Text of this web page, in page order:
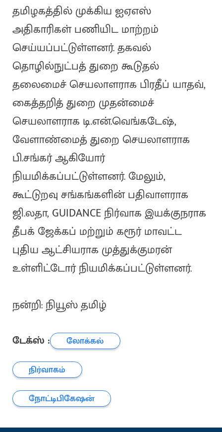
தமிழகத்தில் முக்கிய ஐஏஎஸ்
அதிகாரிகள் பணியிட மாற்றம்
செய்யப்பட்டுள்ளனர். தகவல்
தொழில்நுட்பத் துறை கூடுதல்
தலைமைச் செயலாளராக பிரதீப் யாதவ்,
கைத்தறித் துறை முதன்மைச்
செயலாளராக டி.என்.வெங்கடேஷ்,
வேளாண்மைத் துறை செயலாளராக
பி.சங்கர் ஆகியோர்
நியமிக்கப்பட்டுள்ளனர். மேலும்,
கூட்டுறவு சங்கங்களின் பதிவாளராக
ஜி.லதா, GUIDANCE நிர்வாக இயக்குநராக
தீபக் ஜேக்கப் மற்றும் கரூர் மாவட்ட
புதிய ஆட்சியராக முத்துக்குமரன்
உள்ளிட்டோர் நியமிக்கப்பட்டுள்ளனர்.
நன்றி: நியூஸ் தமிழ்
டேக்ஸ் :
லோக்கல்
நிர்வாகம்
நோட்டிபிகேஷன்